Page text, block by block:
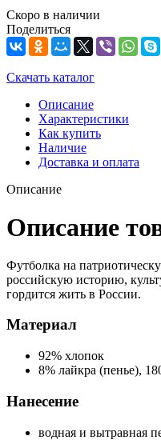
Скоро в наличии
Поделиться
Скачать каталог
Описание
Характеристики
Как купить
Наличие
Доставка и оплата
Описание
Описание
Футболка на
российскую историю,
гордится жить в России.
Материал
92% хлопок
8% лайкра (пенье),
Нанесение
водная и вытравная